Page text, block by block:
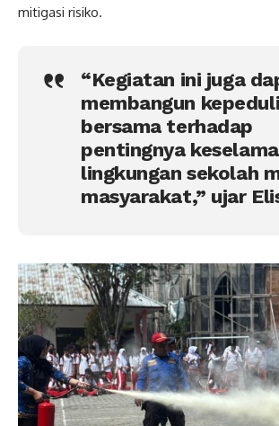
mitigasi risiko.
“Kegiatan ini juga
membangun
bersama terhadap
pentingnya
lingkungan sekolah
masyarakat,” ujar